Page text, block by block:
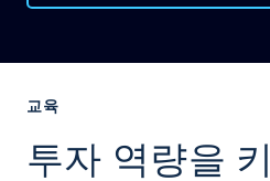
교육
투자 역량을